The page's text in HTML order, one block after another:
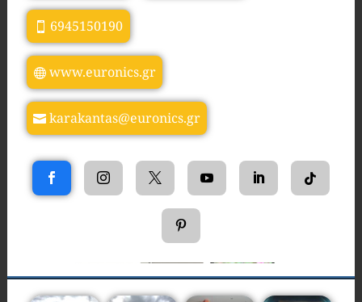
6945150190
www.euronics.gr
karakantas@euronics.gr